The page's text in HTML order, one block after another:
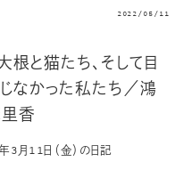
2022/05/11
根と猫たち、そして目
なかった私たち／鴻
香
3月11日（金）の日記